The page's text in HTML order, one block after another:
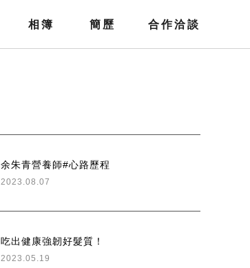
相簿 簡歷 合作洽談
余朱青營養師#心路歷程
2023.08.07
吃出健康強韌好髮質！
2023.05.19